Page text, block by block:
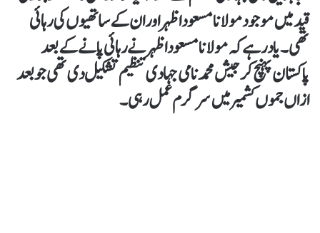
قید میں موجود مولانا مسعود اظہر اور ان کے ساتھیوں کی رہائی
تھی۔ یاد رہے کہ مولانا مسعود اظہر نے رہائی پانے کے بعد
پاکستان پہنچ کر جیش محمد نامی جہادی تنظیم تشکیل دی تھی جو بعد
ازاں جموں کشمیر میں سرگرم عمل رہی۔